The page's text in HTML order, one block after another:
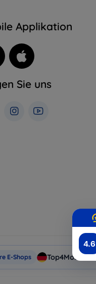
4.6
Applikation
Sie uns
E-Shops Top4Mobile.de